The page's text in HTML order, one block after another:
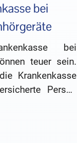
bei
bei
teuer sein.
Krankenkasse
Person
Das steht den